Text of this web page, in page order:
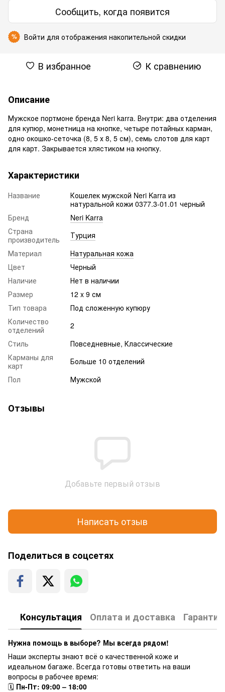
Сообщить, когда появится
% Войти для отображения накопительной скидки
В избранное К сравнению
Описание
Мужское портмоне бренда Neri karra. Внутри: два отделения
для купюр, монетница на кнопке, четыре потайных карман,
одно окошко-сеточка (8, 5 х 8, 5 см), семь слотов для карт
для карт. Закрывается хлястиком на кнопку.
Характеристики
Название
Кошелек мужской Neri Karra из
натуральной кожи 0377.3-01.01 черный
Бренд
Neri Karra
Страна
производитель
Турция
Материал
Натуральная кожа
Цвет
Черный
Наличие
Нет в наличии
Размер
12 x 9 см
Тип товара
Под сложенную купюру
Количество
отделений
2
Стиль
Повседневные, Классические
Карманы для
карт
Больше 10 отделений
Пол
Мужской
Отзывы
Добавьте первый отзыв
Написать отзыв
Поделиться в соцсетях
Консультация Оплата и доставка Гарантия
Нужна помощь в выборе? Мы всегда рядом!
Наши эксперты знают всё о качественной коже и
идеальном багаже. Всегда готовы ответить на ваши
вопросы в рабочее время:
🗓 Пн-Пт: 09:00 – 18:00